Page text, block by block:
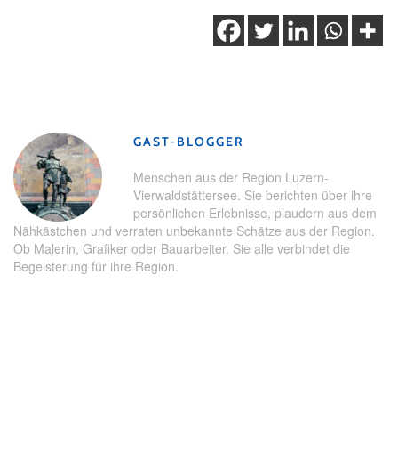
GAST-BLOGGER
Menschen aus der Region Luzern-
Vierwaldstättersee. Sie berichten über ihre
persönlichen Erlebnisse, plaudern aus dem
Nähkästchen und verraten unbekannte Schätze aus der Region.
Ob Malerin, Grafiker oder Bauarbeiter. Sie alle verbindet die
Begeisterung für ihre Region.